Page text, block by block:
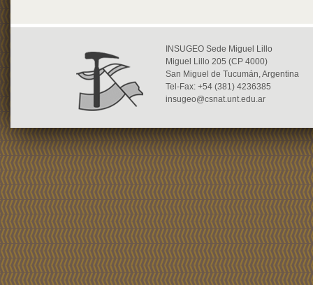
INSUGEO Sede Miguel Lillo
Miguel Lillo 205 (CP 4000)
San Miguel de Tucumán, Argentina
Tel-Fax: +54 (381) 4236385
insugeo@csnat.unt.edu.ar